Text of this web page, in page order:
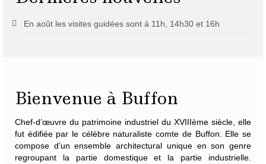
En août les visites guidées sont à 11h, 14h30 et 16h
Bienvenue à Buffon
Chef-d’œuvre du patrimoine industriel du XVIIIème siècle, elle
fut édifiée par le célèbre naturalistecomte de Buffon . Elle se
compose d’un ensemble architectural unique en son genre
regroupant la partie domestique et la partie industrielle.